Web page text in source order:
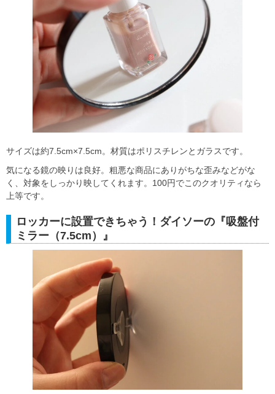
サイズは約7.5cm×7.5cm。材質はポリスチレンとガラスです。
気になる鏡の映りは良好。粗悪な商品にありがちな歪みなどがな
く、対象をしっかり映してくれます。100円でこのクオリティなら
上等です。
ロッカーに設置できちゃう！ダイソーの『吸盤付
ミラー（7.5cm）』